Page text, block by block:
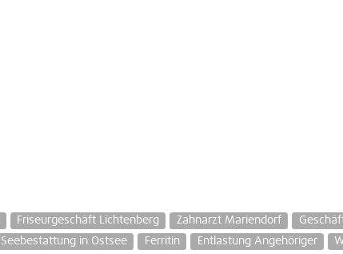
Friseurgeschäft Lichtenberg Zahnarzt Mariendorf
Seebestattung in Ostsee Ferritin Entlastung Angehöriger